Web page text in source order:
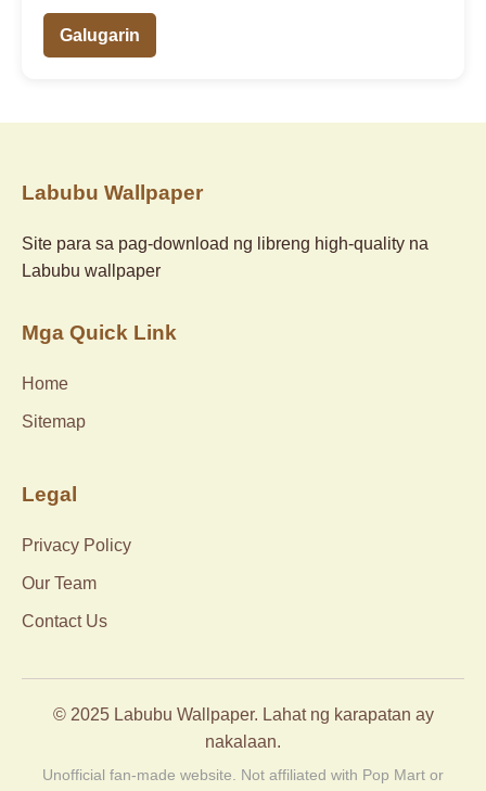
Galugarin
Labubu Wallpaper
Site para sa pag-download ng libreng high-quality na
Labubu wallpaper
Mga Quick Link
Home
Sitemap
Legal
Privacy Policy
Our Team
Contact Us
© 2025 Labubu Wallpaper. Lahat ng karapatan ay
nakalaan.
Unofficial fan-made website. Not affiliated with Pop Mart or